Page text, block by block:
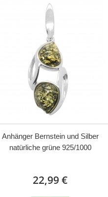
Anhänger Bernstein und Silber
natürliche grüne 925/1000
22,99 €